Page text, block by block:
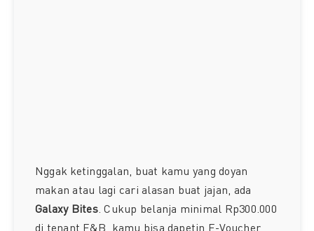
Nggak ketinggalan, buat kamu yang doyan
makan atau lagi cari alasan buat jajan, ada
Galaxy Bites. Cukup belanja minimal Rp300.000
di tenant F&B, kamu bisa dapetin E-Voucher